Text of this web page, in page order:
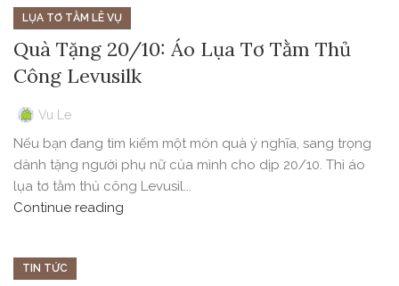
LỤA TƠ TẰM LÊ VỤ
Quà Tặng 20/10: Áo Lụa Tơ Tằm Thủ
Công Levusilk
Vu Le
Nếu bạn đang tìm kiếm một món quà ý nghĩa, sang trọng
dành tặng người phụ nữ của mình cho dịp 20/10. Thì áo
lụa tơ tằm thủ công Levusil...
Continue reading
TIN TỨC